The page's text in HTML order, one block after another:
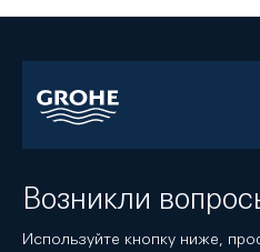
Возникли
Используйте кнопку ниже,